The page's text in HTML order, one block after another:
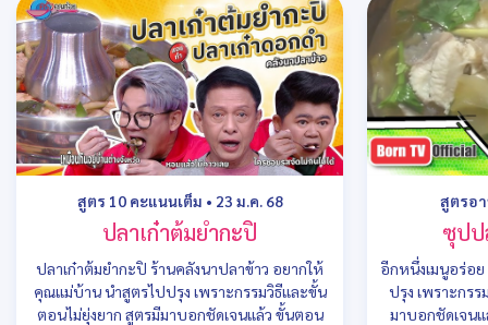
สูตร 10 คะแนนเต็ม • 23 ม.ค. 68
ปลาเก๋าต้มยำกะปิ
ปลาเก๋าต้มยำกะปิ ร้านคลังนาปลาข้าว อยากให้
คุณแม่บ้าน นำสูตรไปปรุง เพราะกรรมวิธีและขั้น
ตอนไม่ยุ่งยาก สูตรมีมาบอกชัดเจนแล้ว ขั้นตอน
สูตรอ
ซุปป
อีกหนึ่งเมนูอร่อ
ปรุง เพราะกร
มาบอกชัดเจน